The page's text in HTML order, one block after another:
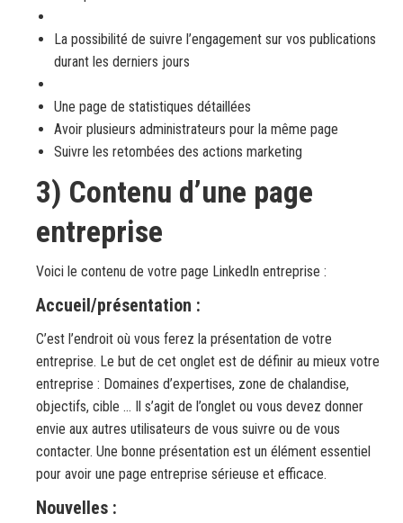
La possibilité de suivre l’engagement sur vos publications
durant les derniers jours
Une page de statistiques détaillées
Avoir plusieurs administrateurs pour la même page
Suivre les retombées des actions marketing
3) Contenu d’une page
entreprise
Voici le contenu de votre page LinkedIn entreprise :
Accueil/présentation :
C’est l’endroit où vous ferez la présentation de votre
entreprise. Le but de cet onglet est de définir au mieux votre
entreprise : Domaines d’expertises, zone de chalandise,
objectifs, cible … Il s’agit de l’onglet ou vous devez donner
envie aux autres utilisateurs de vous suivre ou de vous
contacter. Une bonne présentation est un élément essentiel
pour avoir une page entreprise sérieuse et efficace.
Nouvelles :